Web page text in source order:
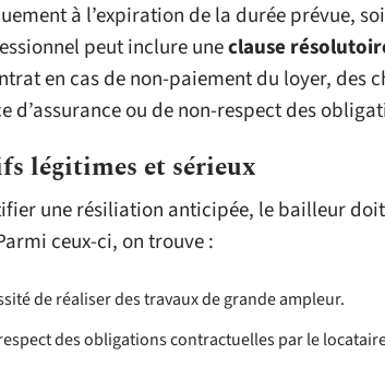
à l’expiration de la durée prévue,
peut inclure uneclause
en cas de non-paiement du loyer, des
d’assurance ou de non-respect des
légitimes et sérieux
une résiliation anticipée, le bailleur
ceux-ci, on trouve :
de réaliser des travaux de grande ampleur.
des obligations contractuelles par le